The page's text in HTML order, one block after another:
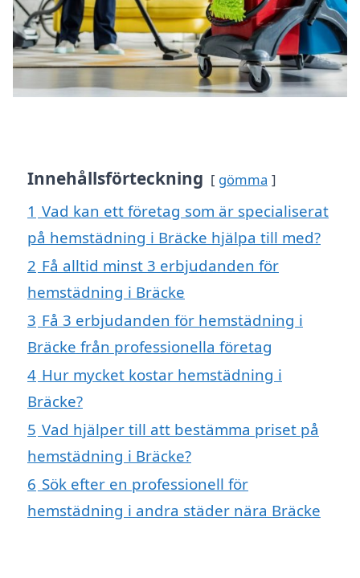
Innehållsförteckning gömma
1 Vad kan ett företag som är specialiserat
på hemstädning i Bräcke hjälpa till med?
2 Få alltid minst 3 erbjudanden för
hemstädning i Bräcke
3 Få 3 erbjudanden för hemstädning i
Bräcke från professionella företag
4 Hur mycket kostar hemstädning i
Bräcke?
5 Vad hjälper till att bestämma priset på
hemstädning i Bräcke?
6 Sök efter en professionell för
hemstädning i andra städer nära Bräcke